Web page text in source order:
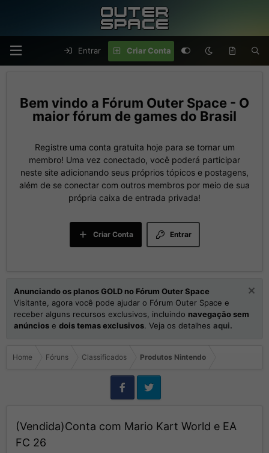
Entrar Criar Conta
Fórum Outer Space - O
maior fórum de games do Brasil
Registre uma conta gratuita hoje para se tornar um
membro! Uma vez conectado, você poderá participar
neste site adicionando seus próprios tópicos e postagens,
além de se conectar com outros membros por meio de sua
própria caixa de entrada privada!
Entrar
Criar Conta
Anunciando os planos GOLD no Fórum Outer Space
Visitante, agora você pode ajudar o Fórum Outer Space e
receber alguns recursos exclusivos, incluindo navegação sem
anúncios e dois temas exclusivos. Veja os detalhes aqui.
Home Fóruns Classificados Produtos Nintendo
(Vendida)Conta com Mario Kart World e EA
FC 26